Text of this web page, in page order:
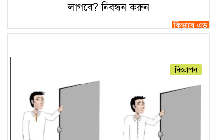
লাগবে?নিবন্ধন করুন
বিজ্ঞাপন